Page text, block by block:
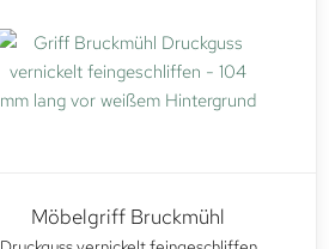
Möbelgriff Bruckmühl